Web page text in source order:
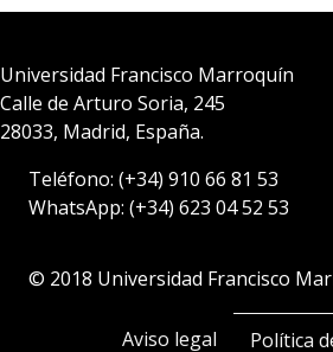
Universidad Francisco Marroquín
Calle de Arturo Soria, 245
28033, Madrid, España.
Teléfono: (+34) 910 66 81 53
WhatsApp: (+34) 623 04 52 53
© 2018 Universidad Francisco
Aviso legal Política